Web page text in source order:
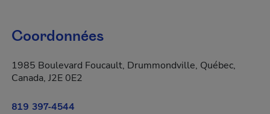
Coordonnées
1985 Boulevard Foucault, Drummondville, Québec,
Canada, J2E 0E2
819 397-4544